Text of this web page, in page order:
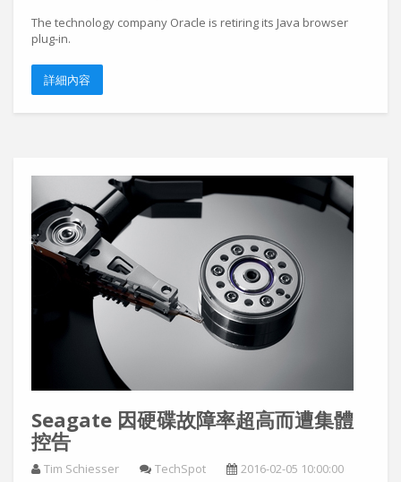
The technology company Oracle is retiring its Java browser
plug-in.
詳細內容
Seagate 因硬碟故障率超高而遭集體
控告
Tim Schiesser TechSpot 2016-02-05 10:00:00